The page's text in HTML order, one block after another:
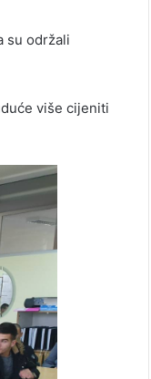
su održali
više cijeniti